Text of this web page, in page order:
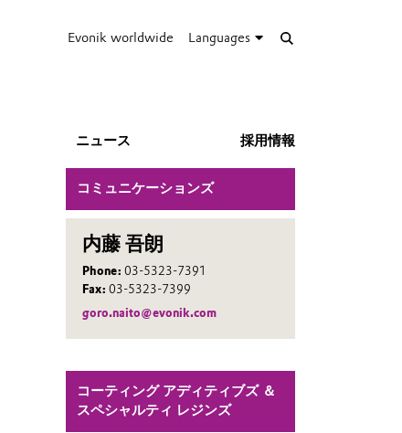
Evonik worldwide Languages
ニュース 採用情報
コミュニケーションズ
内藤 吾朗
Phone: 03-5323-7391
Fax: 03-5323-7399
goro.naito@evonik.com
コーティング アディティブズ ＆
スペシャルティ レジンズ